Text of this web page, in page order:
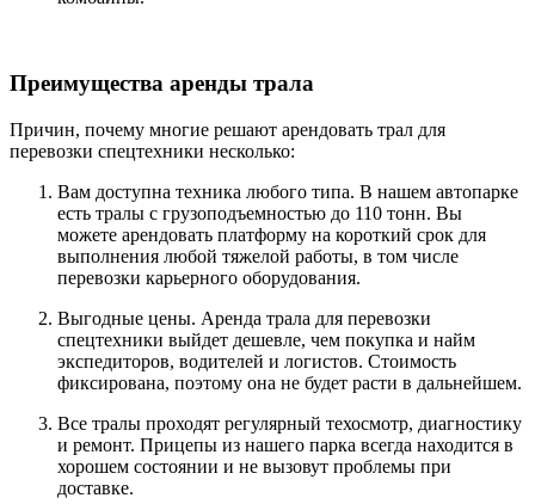
Преимущества аренды трала
Причин, почему многие решают арендовать трал для
перевозки спецтехники несколько:
Вам доступна техника любого типа. В нашем автопарке
есть тралы с грузоподъемностью до 110 тонн. Вы
можете арендовать платформу на короткий срок для
выполнения любой тяжелой работы, в том числе
перевозки карьерного оборудования.
Выгодные цены. Аренда трала для перевозки
спецтехники выйдет дешевле, чем покупка и найм
экспедиторов, водителей и логистов. Стоимость
фиксирована, поэтому она не будет расти в дальнейшем.
Все тралы проходят регулярный техосмотр, диагностику
и ремонт. Прицепы из нашего парка всегда находится в
хорошем состоянии и не вызовут проблемы при
доставке.